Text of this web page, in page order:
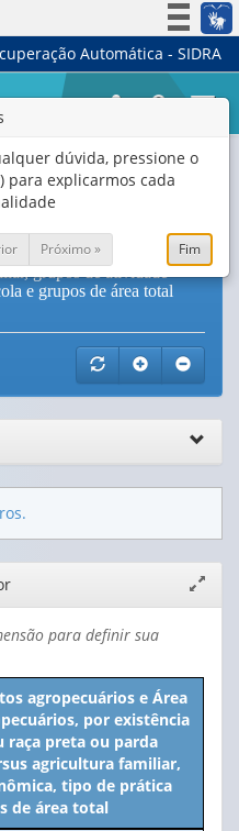
Simplifique!
Legislação
Canais
Automática - SIDRA
agropecuários e
por existência de
parda (produtor ou
grupos de atividade
e grupos de área total
janela
para definir sua
agropecuários e Área
por existência
raça preta ou parda
agricultura familiar,
tipo de prática
de área total
dúvida, pressione o
para explicarmos cada
Próximo » Fim